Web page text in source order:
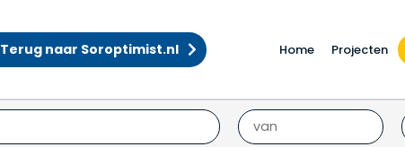
Terug naar Soroptimist.nl Home Projecten